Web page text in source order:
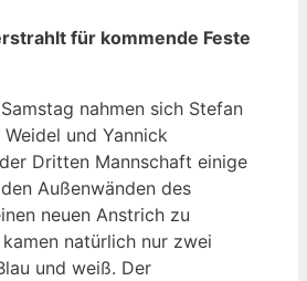
für kommende Feste
nahmen sich Stefan
und Yannick
Dritten Mannschaft einige
Außenwänden des
neuen Anstrich zu
natürlich nur zwei
und weiß. Der